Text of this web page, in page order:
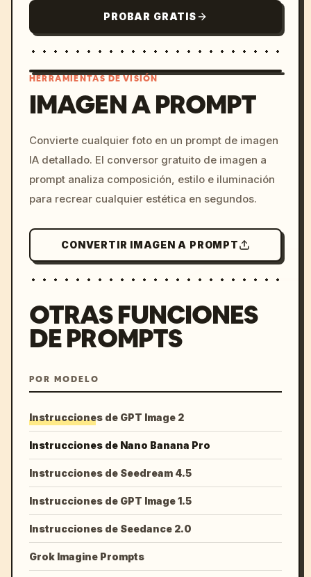
PROBAR GRATIS
c, cyberpunk sunset, neon
colors, 8k --v 6.0
HERRAMIENTAS DE VISIÓN
IMAGEN A PROMPT
Convierte cualquier foto en un prompt de imagen
IA detallado. El conversor gratuito de imagen a
prompt analiza composición, estilo e iluminación
para recrear cualquier estética en segundos.
CONVERTIR IMAGEN A PROMPT
OTRAS FUNCIONES
DE PROMPTS
POR MODELO
Instrucciones de GPT Image 2
Instrucciones de Nano Banana Pro
Instrucciones de Seedream 4.5
Instrucciones de GPT Image 1.5
Instrucciones de Seedance 2.0
Grok Imagine Prompts